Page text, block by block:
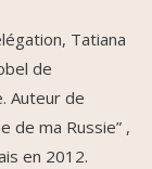
Tatiana
de
Auteur de
de ma Russie” ,
en 2012.